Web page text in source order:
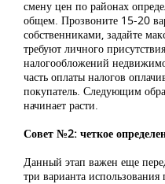
смену цен по районах
общем. Прозвоните 15-20
собственниками, задайте
требуют личного
налогообложений
часть оплаты налогов
покупатель. Следующим
начинает расти.
Совет №2: четкое
Данный этап важен еще
три варианта